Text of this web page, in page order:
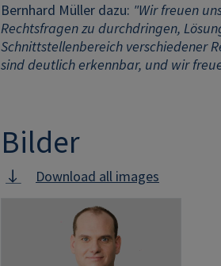
Bernhard Müller dazu: "Wir freuen
Rechtsfragen zu durchdringen,
Schnittstellenbereich verschiedener
sind deutlich erkennbar, und wir
Bilder
Download all images